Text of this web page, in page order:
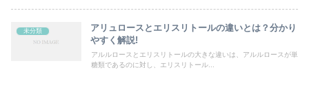
未分類
アリュロースとエリスリトールの違いとは？分かり
やすく解説!
アルルロースとエリスリトールの大きな違いは、アルルロースが単
糖類であるのに対し、エリスリトール...